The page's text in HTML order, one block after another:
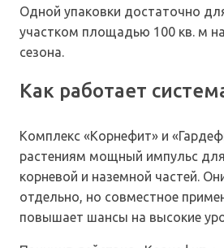
Одной упаковки достаточно
участком площадью 100 кв. м
сезона.
Как работает
Комплекс «Корнефит» и
растениям мощный импульс
корневой и наземной частей.
отдельно, но совместное
повышает шансы на высокие